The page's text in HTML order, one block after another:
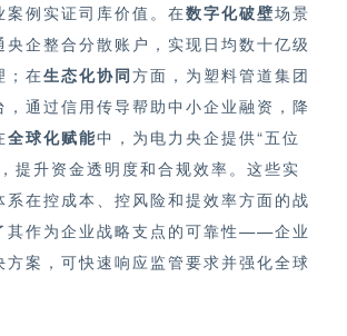
案例实证司库价值。在数字化破壁场景
央企整合分散账户，实现日均数十亿级
；在生态化协同方面，为塑料管道集团
，通过信用传导帮助中小企业融资，降
全球化赋能中，为电力央企提供“五位
提升资金透明度和合规效率。这些实
系在控成本、控风险和提效率方面的战
其作为企业战略支点的可靠性——企业
方案，可快速响应监管要求并强化全球